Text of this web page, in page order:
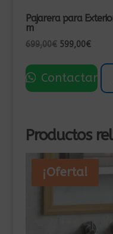
Pajarera para
m
699,00€ El
original
era:
599,00€El
actual
es:
Contactar
Productos
¡Oferta!